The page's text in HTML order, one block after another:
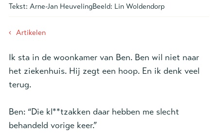
Tekst: Arne-Jan HeuvelingBeeld: Lin Woldendorp
‹ Artikelen
Ik sta in de woonkamer van Ben. Ben wil niet naar
het ziekenhuis. Hij zegt een hoop. En ik denk veel
terug.
Ben: “Die kl**tzakken daar hebben me slecht
behandeld vorige keer.”